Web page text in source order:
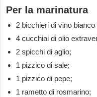
Per la marinatura
2 bicchieri di vino
4 cucchiai di olio
2 spicchi di aglio;
1 pizzico di sale;
1 pizzico di pepe;
1 rametto di rosmarino;